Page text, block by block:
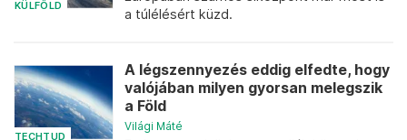
KÜLFÖLD
a túlélésért küzd.
TECHTUD
A légszennyezés eddig elfedte, hogy
valójában milyen gyorsan melegszik
a Föld
Világi Máté